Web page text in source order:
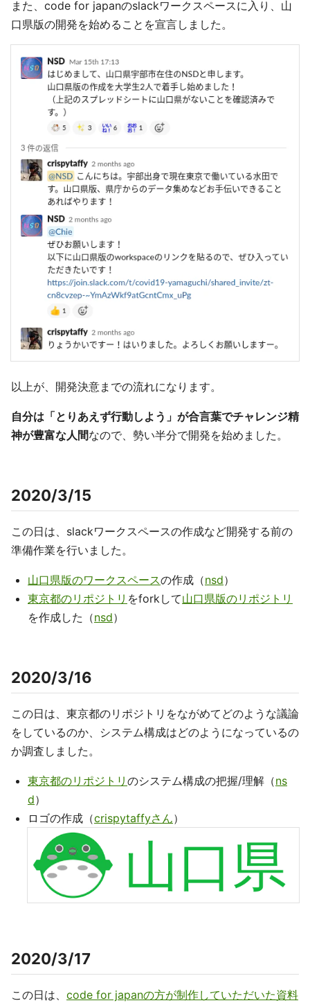
また、code for japanのslackワークスペースに入り、山
口県版の開発を始めることを宣言しました。
以上が、開発決意までの流れになります。
自分は「とりあえず行動しよう」が合言葉でチャレンジ精
神が豊富な人間なので、勢い半分で開発を始めました。
2020/3/15
この日は、slackワークスペースの作成など開発する前の
準備作業を行いました。
山口県版のワークスペースの作成（nsd）
東京都のリポジトリ をforkして山口県版のリポジトリ
を作成した（nsd）
2020/3/16
この日は、東京都のリポジトリをながめてどのような議論
をしているのか、システム構成はどのようになっているの
か調査しました。
東京都のリポジトリ のシステム構成の把握/理解（ns
d）
ロゴの作成（crispytaffyさん）
2020/3/17
この日は、 code for japanの方が制作していただいた資料